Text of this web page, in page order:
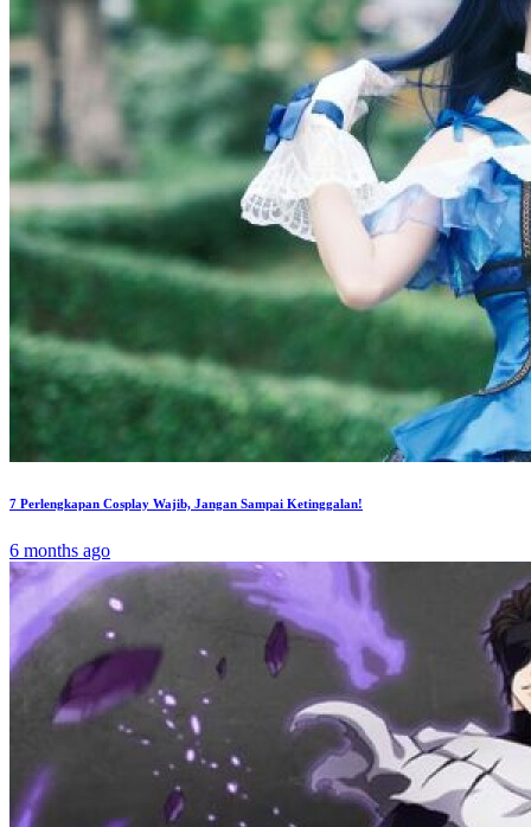
7 Perlengkapan Cosplay Wajib, Jangan Sampai Ketinggalan!
6 months ago